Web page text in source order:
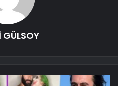
GÜLSOY